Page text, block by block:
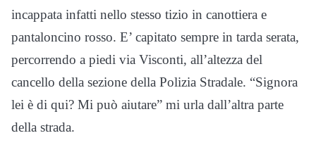
incappata infatti nello stesso tizio in canottiera e
pantaloncino rosso. E’ capitato sempre in tarda serata,
percorrendo a piedi via Visconti, all’altezza del
cancello della sezione della Polizia Stradale. “Signora
lei è di qui? Mi può aiutare” mi urla dall’altra parte
della strada.